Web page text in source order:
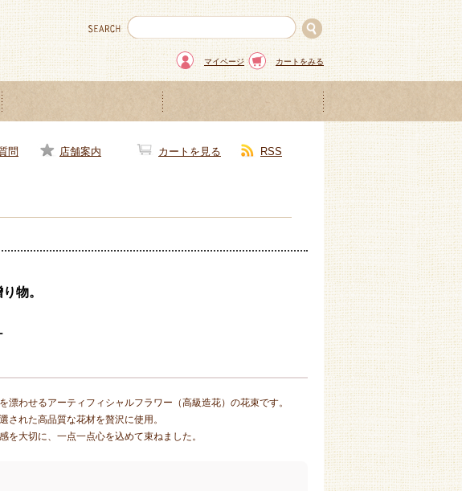
マイページ カートをみる
問 店舗案内 カートを見る RSS
物。
わせるアーティフィシャルフラワー（高級造花）の花束です。
れた高品質な花材を贅沢に使用。
大切に、一点一点心を込めて束ねました。